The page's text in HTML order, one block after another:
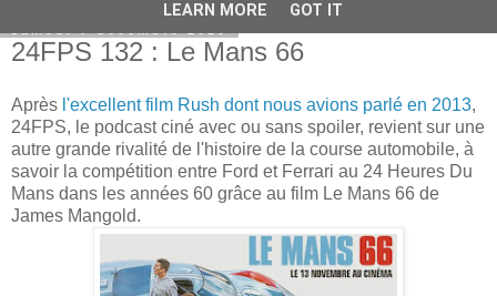
24FPS 132 : Le Mans 66
Après l'excellent film Rush dont nous avions parlé en 2013,
24FPS, le podcast ciné avec ou sans spoiler, revient sur une
autre grande rivalité de l'histoire de la course automobile, à
savoir la compétition entre Ford et Ferrari au 24 Heures Du
Mans dans les années 60 grâce au film Le Mans 66 de
James Mangold.
LEARN MORE GOT IT